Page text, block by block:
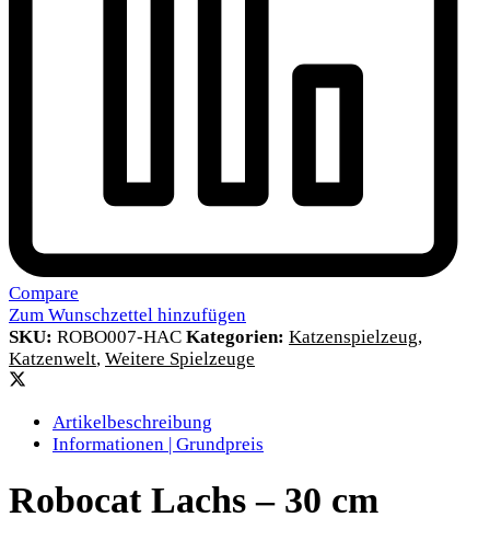
Compare
Zum Wunschzettel hinzufügen
SKU: ROBO007-HAC Kategorien: Katzenspielzeug,
Katzenwelt, Weitere Spielzeuge
Artikelbeschreibung
Informationen | Grundpreis
Robocat Lachs – 30 cm